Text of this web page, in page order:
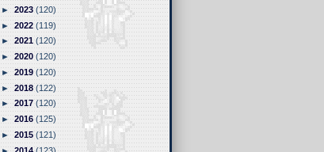
►2023(120)
►2022(119)
►2021(120)
►2020(120)
►2019(120)
►2018(122)
►2017(120)
►2016(125)
►2015(121)
►2014(123)